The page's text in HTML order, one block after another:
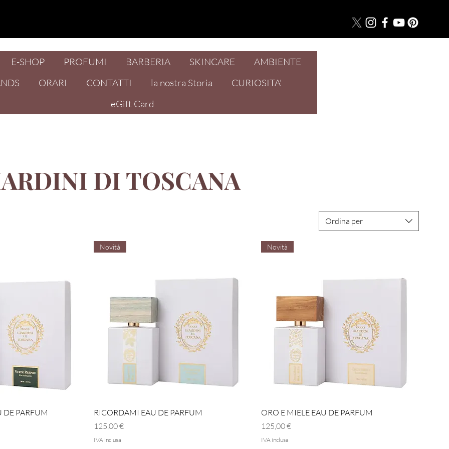
E-SHOP PROFUMI BARBERIA SKINCARE
AMBIENTE
ORARI CONTATTI la nostra Storia
CURIOSITA'
eGift Card
DI TOSCANA
Ordina per
rapida
DE PARFUM
Vista rapida
Novità
RICORDAMI EAU DE PARFUM
Prezzo
125,00 €
IVA inclusa
Vista rapida
Novità
ORO E MIELE EAU DE PARFUM
Prezzo
125,00 €
IVA inclusa